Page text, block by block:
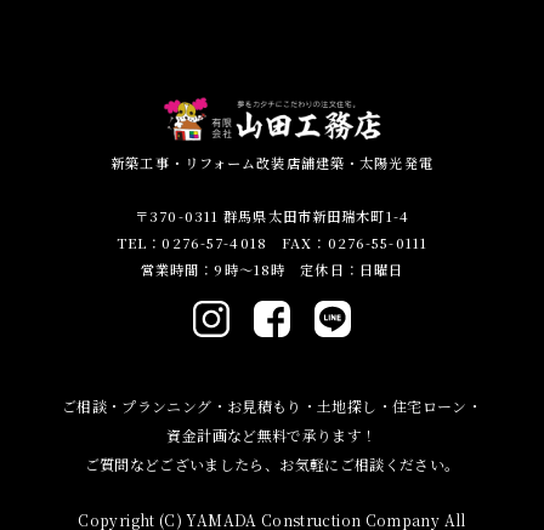
新築工事・リフォーム改装店舗建築・太陽光発電
〒370-0311 群馬県太田市新田瑞木町1-4
TEL：0276-57-4018 FAX：0276-55-0111
営業時間：9時～18時 定休日：日曜日
ご相談・プランニング・お見積もり・土地探し・住宅ローン・
資金計画など無料で承ります！
ご質問などございましたら、お気軽にご相談ください。
Copyright (C) YAMADA Construction Company All